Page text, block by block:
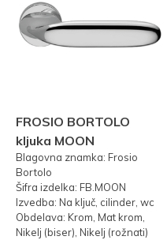
FROSIO BORTOLO
kljuka MOON
Blagovna znamka: Frosio
Bortolo
Šifra izdelka: FB.MOON
Izvedba: Na ključ, cilinder, wc
Obdelava: Krom, Mat krom,
Nikelj (biser), Nikelj (rožnati)